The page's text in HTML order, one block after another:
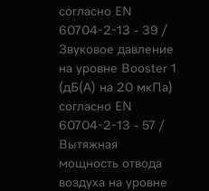
согласно EN
60704-2-13 - 39 /
Звуковое давление
на уровне Booster 1
(дБ(А) на 20 мкПа)
согласно EN
60704-2-13 - 57 /
Вытяжная
мощность отвода
воздуха на уровне